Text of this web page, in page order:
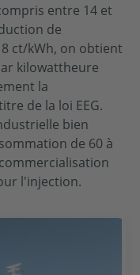
entre 14 et
de
ct/kWh, on obtient
kilowattheure
la
de la loi EEG.
bien
de 60 à
l'injection.